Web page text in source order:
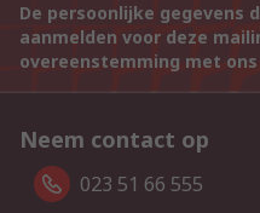
De persoonlijke gegevens
aanmelden voor deze
overeenstemming met ons
Neem contact op
023 51 66 555